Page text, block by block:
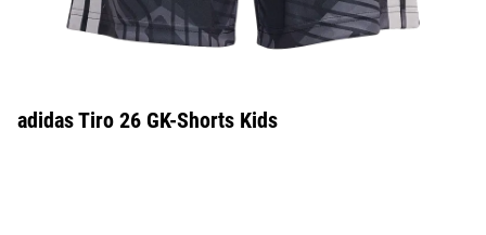
adidas Tiro 26 GK-Shorts Kids